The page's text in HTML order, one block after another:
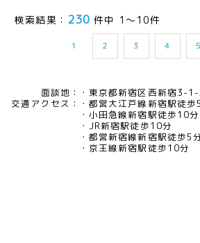
検索結果： 230 件中 1～10件
1 2 3 4 5
面談地：
東京都新宿区西新宿3-
交通アクセス：
都営大江戸線新宿駅徒歩
小田急線新宿駅徒歩10分
JR新宿駅徒歩10分
都営新宿線新宿駅徒歩5
京王線新宿駅徒歩10分